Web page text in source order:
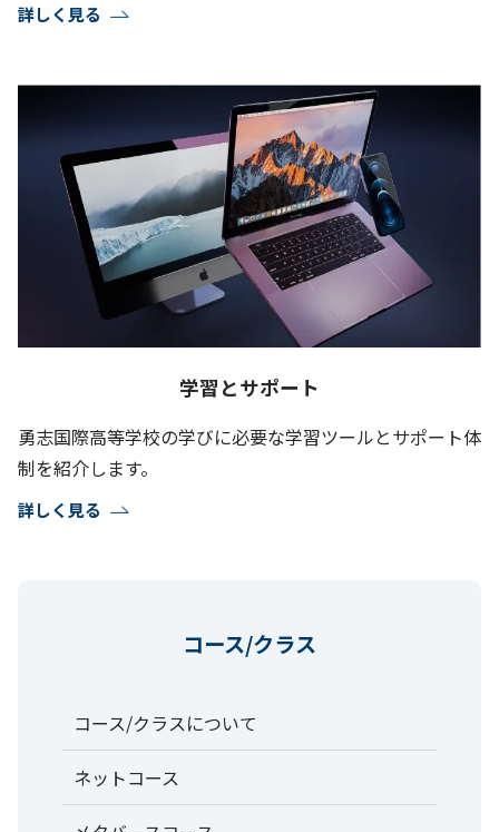
詳しく見る
学習とサポート
勇志国際高等学校の学びに必要な学習ツールとサポート体
制を紹介します。
詳しく見る
コース/クラス
コース/クラスについて
ネットコース